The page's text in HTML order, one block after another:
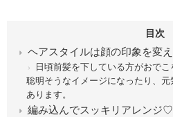
目次
ヘアスタイルは顔の印象を変
日頃前髪を下している方がおで
聡明そうなイメージになったり、
あります。
編み込んでスッキリアレンジ♡